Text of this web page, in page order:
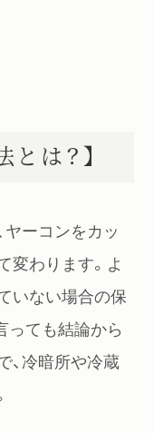
は？】
ヤーコンをカッ
変わります。よ
いない場合の保
っても結論から
、冷暗所や冷蔵